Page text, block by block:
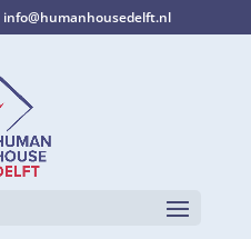
info@humanhousedelft.nl